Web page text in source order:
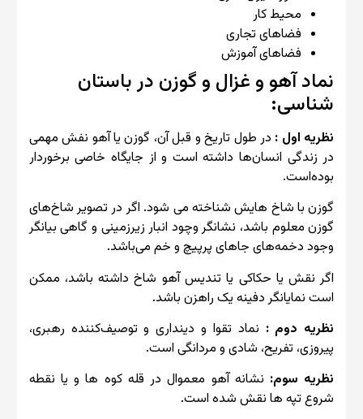
محیط کار
فضاهای تجاری
فضاهای آموزش
نماد آهو و غزال و گوزن در باستان
شناسی:
نظریه اول : در طول تاریخ و قبل آن، گوزن یا آهو نفش مهمی
در زندگی انسان‌ها داشته است و از جایگاه خاصی برخوردار
بوده‌است.
گوزن با شاخ هایش شناخته می شود. اگر در تصویر شاخ‌های
گوزن معلوم باشد، نشانگر وچود انبار زیرزمینی و گاهی بیانگر
وجود دخمه‌های جاهای پرپیچ و خم می‌باشد.
اگر نقش یا حکاکی یا تندیس آهو شاخ داشته باشد، ممکن
است نمایانگر دفینه یک راهزن باشد.
نظریه دوم : نماد تقوا و دینداری و توصیف‌کننده رهبری،
پیروزی، تفریح، شادی و مردانگی است.
نظریه سوم: نشانه آهو معموال در قله کوه ها و یا نقطه
شروع تپه ها نقش شده است.